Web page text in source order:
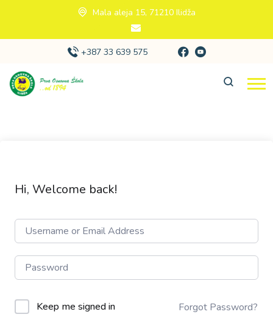
Mala aleja 15, 71210 Ilidža
+387 33 639 575
Hi, Welcome back!
Keep me signed in Forgot Password?